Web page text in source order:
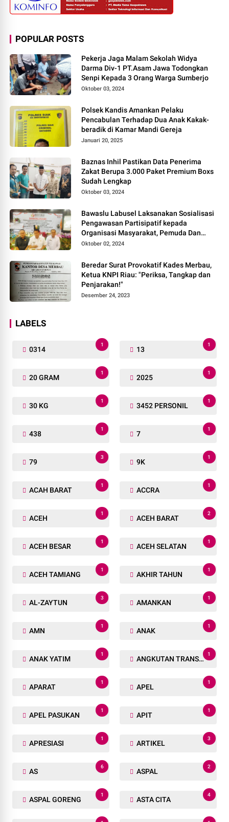
POPULAR POSTS
Pekerja Jaga Malam Sekolah Widya
Darma Div-1 PT.Asam Jawa Todongkan
Senpi Kepada 3 Orang Warga Sumberjo
Oktober 03, 2024
Polsek Kandis Amankan Pelaku
Pencabulan Terhadap Dua Anak Kakak-
beradik di Kamar Mandi Gereja
Januari 20, 2025
Baznas Inhil Pastikan Data Penerima
Zakat Berupa 3.000 Paket Premium Boxs
Sudah Lengkap
Oktober 03, 2024
Bawaslu Labusel Laksanakan Sosialisasi
Pengawasan Partisipatif kepada
Organisasi Masyarakat, Pemuda Dan
Agama Pada pilkada Serentak 2024
Oktober 02, 2024
Beredar Surat Provokatif Kades Merbau,
Ketua KNPI Riau: "Periksa, Tangkap dan
Penjarakan!"
Desember 24, 2023
LABELS
0314
1
13
1
20 GRAM
1
2025
1
30 KG
1
3452 PERSONIL
1
438
1
7
1
79
3
9K
1
ACAH BARAT
1
ACCRA
1
ACEH
1
ACEH BARAT
2
ACEH BESAR
1
ACEH SELATAN
1
ACEH TAMIANG
1
AKHIR TAHUN
1
AL-ZAYTUN
3
AMANKAN
1
AMN
1
ANAK
1
ANAK YATIM
1
ANGKUTAN TRANSPORTASI
1
APARAT
1
APEL
1
APEL PASUKAN
1
APIT
1
APRESIASI
1
ARTIKEL
3
AS
6
ASPAL
2
ASPAL GORENG
1
ASTA CITA
4